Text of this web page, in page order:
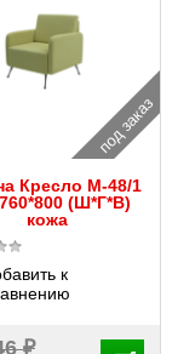
под заказ
Кресло М-48/1
(Ш*Г*В)
кожа
к
₽